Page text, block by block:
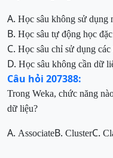
A. Học sâu không sử dụng
B. Học sâu tự động học
C. Học sâu chỉ sử dụng
D. Học sâu không cần dữ
Câu hỏi 207388:
Trong Weka, chức năng
dữ liệu?
A. AssociateB. ClusterC.